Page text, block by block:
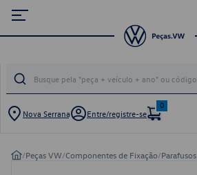
Nova Serrana Entre/registre-se
0
/Peças VW/Componentes de Fixação/Parafusos